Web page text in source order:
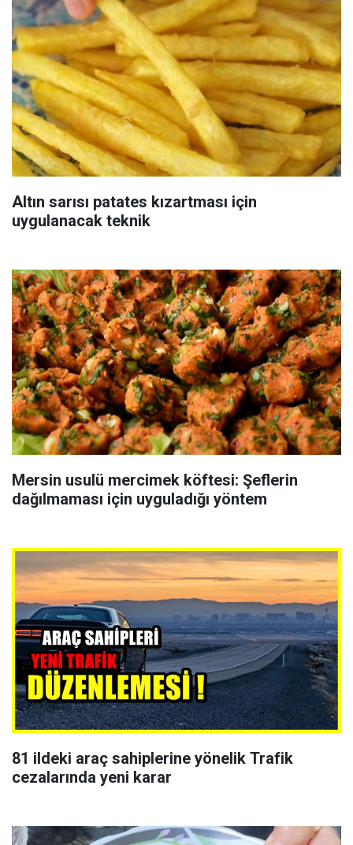
Altın sarısı patates kızartması için
uygulanacak teknik
Mersin usulü mercimek köftesi: Şeflerin
dağılmaması için uyguladığı yöntem
81 ildeki araç sahiplerine yönelik Trafik
cezalarında yeni karar